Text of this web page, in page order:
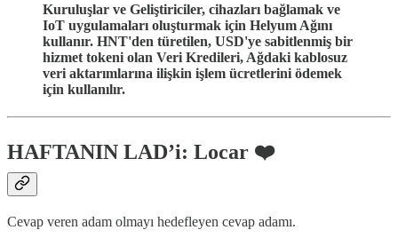
Kuruluşlar ve Geliştiriciler, cihazları bağlamak ve
IoT uygulamaları oluşturmak için Helyum Ağını
kullanır. HNT'den türetilen, USD'ye sabitlenmiş bir
hizmet tokeni olan Veri Kredileri, Ağdaki kablosuz
veri aktarımlarına ilişkin işlem ücretlerini ödemek
için kullanılır.
HAFTANIN LAD’i: Locar ❤️
Cevap veren adam olmayı hedefleyen cevap adamı.